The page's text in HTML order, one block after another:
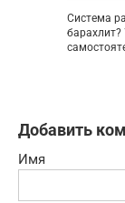
Система
барахлит?
Добавить
Имя